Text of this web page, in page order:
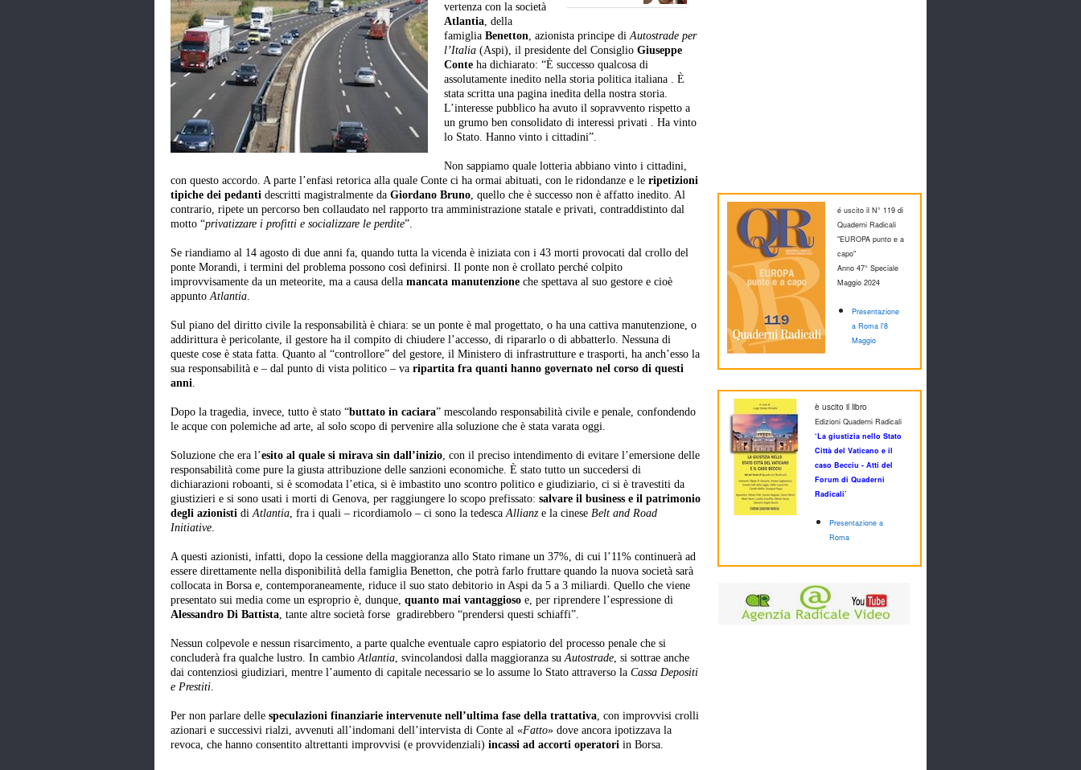
vertenza con la società
Atlantia, della
famiglia Benetton, azionista principe diAutostrade per
l’Italia (Aspi), il presidente del Consiglio Giuseppe
Conte ha dichiarato: “È successo qualcosa di
assolutamente inedito nella storia politica italiana . È
stata scritta una pagina inedita della nostra storia.
L’interesse pubblico ha avuto il sopravvento rispetto a
un grumo ben consolidato di interessi privati . Ha vinto
lo Stato. Hanno vinto i cittadini”.
Non sappiamo quale lotteria abbiano vinto i cittadini,
con questo accordo. A parte l’enfasi retorica alla quale Conte ci ha ormai abituati, con le ridondanze e le ripetizioni
tipiche dei pedanti descritti magistralmente da Giordano Bruno, quello che è successo non è affatto inedito. Al
contrario, ripete un percorso ben collaudato nel rapporto tra amministrazione statale e privati, contraddistinto dal
motto “privatizzare i profitti e socializzare le perdite”.
Se riandiamo al 14 agosto di due anni fa, quando tutta la vicenda è iniziata con i 43 morti provocati dal crollo del
ponte Morandi, i termini del problema possono così definirsi. Il ponte non è crollato perché colpito
improvvisamente da un meteorite, ma a causa della mancata manutenzione che spettava al suo gestore e cioè
appuntoAtlantia.
Sul piano del diritto civile la responsabilità è chiara: se un ponte è mal progettato, o ha una cattiva manutenzione, o
addirittura è pericolante, il gestore ha il compito di chiudere l’accesso, di ripararlo o di abbatterlo. Nessuna di
queste cose è stata fatta. Quanto al “controllore” del gestore, il Ministero di infrastrutture e trasporti, ha anch’esso la
sua responsabilità e – dal punto di vista politico – va ripartita fra quanti hanno governato nel corso di questi
anni.
Dopo la tragedia, invece, tutto è stato “buttato in caciara” mescolando responsabilità civile e penale, confondendo
le acque con polemiche ad arte, al solo scopo di pervenire alla soluzione che è stata varata oggi.
Soluzione che era l’esito al quale si mirava sin dall’inizio, con il preciso intendimento di evitare l’emersione delle
responsabilità come pure la giusta attribuzione delle sanzioni economiche. È stato tutto un succedersi di
dichiarazioni roboanti, si è scomodata l’etica, si è imbastito uno scontro politico e giudiziario, ci si è travestiti da
giustizieri e si sono usati i morti di Genova, per raggiungere lo scopo prefissato: salvare il business e il patrimonio
degli azionisti diAtlantia, fra i quali – ricordiamolo – ci sono la tedescaAllianze la cinese Belt and Road
Initiative.
A questi azionisti, infatti, dopo la cessione della maggioranza allo Stato rimane un 37%, di cui l’11% continuerà ad
essere direttamente nella disponibilità della famiglia Benetton, che potrà farlo fruttare quando la nuova società sarà
collocata in Borsa e, contemporaneamente, riduce il suo stato debitorio in Aspi da 5 a 3 miliardi. Quello che viene
presentato sui media come un esproprio è, dunque, quanto mai vantaggioso e, per riprendere l’espressione di
Alessandro Di Battista, tante altre società forse gradirebbero “prendersi questi schiaffi”.
Nessun colpevole e nessun risarcimento, a parte qualche eventuale capro espiatorio del processo penale che si
concluderà fra qualche lustro. In cambioAtlantia, svincolandosi dalla maggioranza suAutostrade, si sottrae anche
dai contenziosi giudiziari, mentre l’aumento di capitale necessario se lo assume lo Stato attraverso la Cassa Depositi
e Prestiti.
Per non parlare delle speculazioni finanziarie intervenute nell’ultima fase della trattativa, con improvvisi crolli
azionari e successivi rialzi, avvenuti all’indomani dell’intervista di Conte al «Fatto» dove ancora ipotizzava la
revoca, che hanno consentito altrettanti improvvisi (e provvidenziali) incassi ad accorti operatori in Borsa.
é uscito il N° 119 di
Quaderni Radicali
"EUROPA punto e a
capo"
Anno 47° Speciale
Maggio 2024
Presentazione
a Roma l'8
Maggio
è uscito il libro
Edizioni Quaderni Radicali
‘La giustizia nello Stato
Città del Vaticano e il
caso Becciu - Atti del
Forum di Quaderni
Radicali’
Presentazione a
Roma